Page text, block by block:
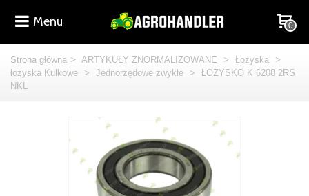
Menu 0
Strona główna > ARTYKUŁY ZNORMALIZOWANE > Łożyska >
łożyska Kulkowe
> Jednorzędowe zwykłe >
ŁOŻYSKO K 6208 2RS
NKL